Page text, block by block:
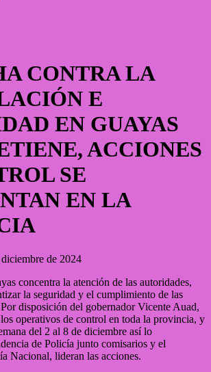
CONTRA LA
E
EN GUAYAS
ACCIONES
SE
EN LA
de 2024
concentra la atención de las autoridades,
la seguridad y el cumplimiento de las
disposición del gobernador Vicente Auad,
operativos de control en toda la provincia, y
del 2 al 8 de diciembre así lo
de Policía junto comisarios y el
Nacional, lideran las acciones.